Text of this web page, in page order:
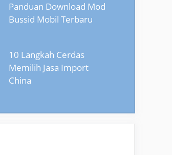
Panduan Download Mod
Bussid Mobil Terbaru
10 Langkah Cerdas
Memilih Jasa Import
China